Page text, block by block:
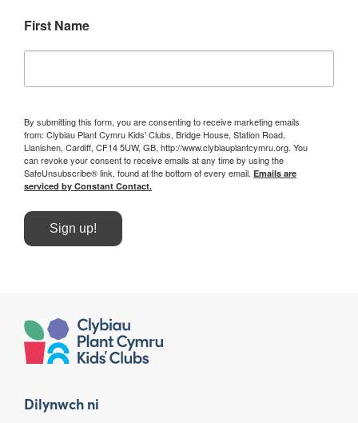
First Name
By submitting this form, you are consenting to receive marketing emails
from: Clybiau Plant Cymru Kids' Clubs, Bridge House, Station Road,
Llanishen, Cardiff, CF14 5UW, GB, http://www.clybiauplantcymru.org. You
can revoke your consent to receive emails at any time by using the
SafeUnsubscribe® link, found at the bottom of every email. Emails are
serviced by Constant Contact.
Sign up!
Dilynwch ni